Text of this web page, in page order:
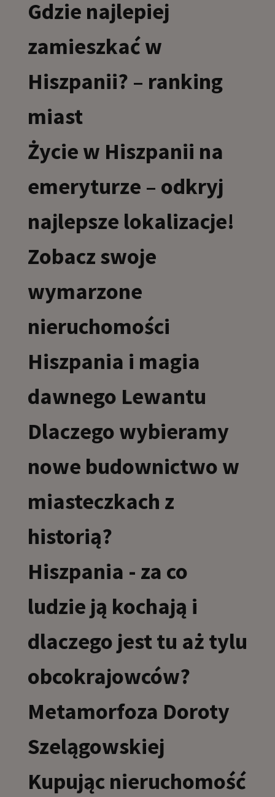
Gdzie najlepiej
zamieszkać w
Hiszpanii? – ranking
miast
Życie w Hiszpanii na
emeryturze – odkryj
najlepsze lokalizacje!
Zobacz swoje
wymarzone
nieruchomości
Hiszpania i magia
dawnego Lewantu
Dlaczego wybieramy
nowe budownictwo w
miasteczkach z
historią?
Hiszpania - za co
ludzie ją kochają i
dlaczego jest tu aż tylu
obcokrajowców?
Metamorfoza Doroty
Szelągowskiej
Kupując nieruchomość